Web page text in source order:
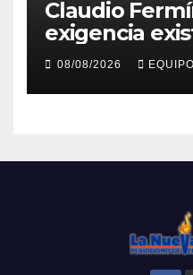
Claudio
exigencia
la defensa de
08/08/2026